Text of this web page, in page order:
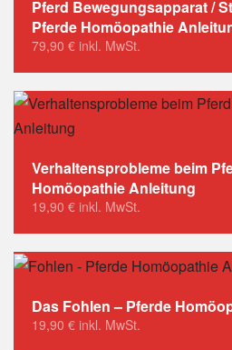
Pferd Bewegungsapparat /
Pferde Homöopathie
79,90 € inkl. MwSt.
Verhaltensprobleme beim
Homöopathie Anleitung
19,90 € inkl. MwSt.
Das Fohlen – Pferde
19,90 € inkl. MwSt.